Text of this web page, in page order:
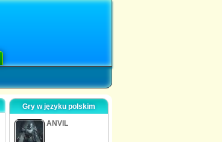
Gry w języku polskim
ANVIL